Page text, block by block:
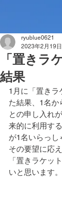
「置きラ
結果
ryublue0621
2023年2月19日
1月に「置きラ
た結果、1名か
との申し入れ
来的に利用す
が1名いらっし
その要望に応
「置きラケッ
いと思います。